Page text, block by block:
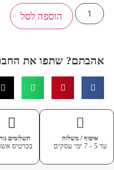
הוספה לסל
שתפו את החברים
תשלומים נוחים
בכרטיס אשראי
איסוף / משלוח